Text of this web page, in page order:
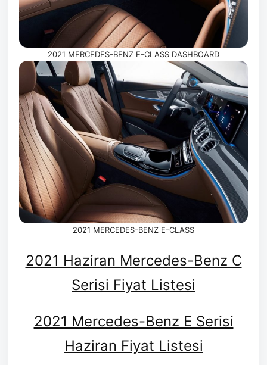
2021 MERCEDES-BENZ E-CLASS DASHBOARD
2021 MERCEDES-BENZ E-CLASS
2021 Haziran Mercedes-Benz C
Serisi Fiyat Listesi
2021 Mercedes-Benz E Serisi
Haziran Fiyat Listesi